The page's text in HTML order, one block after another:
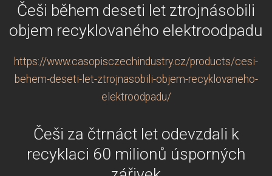
Češi během deseti let ztrojnásobili
objem recyklovaného elektroodpadu
https://www.casopisczechindustry.cz/products/cesi-
behem-deseti-let-ztrojnasobili-objem-recyklovaneho-
elektroodpadu/
Češi za čtrnáct let odevzdali k
recyklaci 60 milionů úsporných